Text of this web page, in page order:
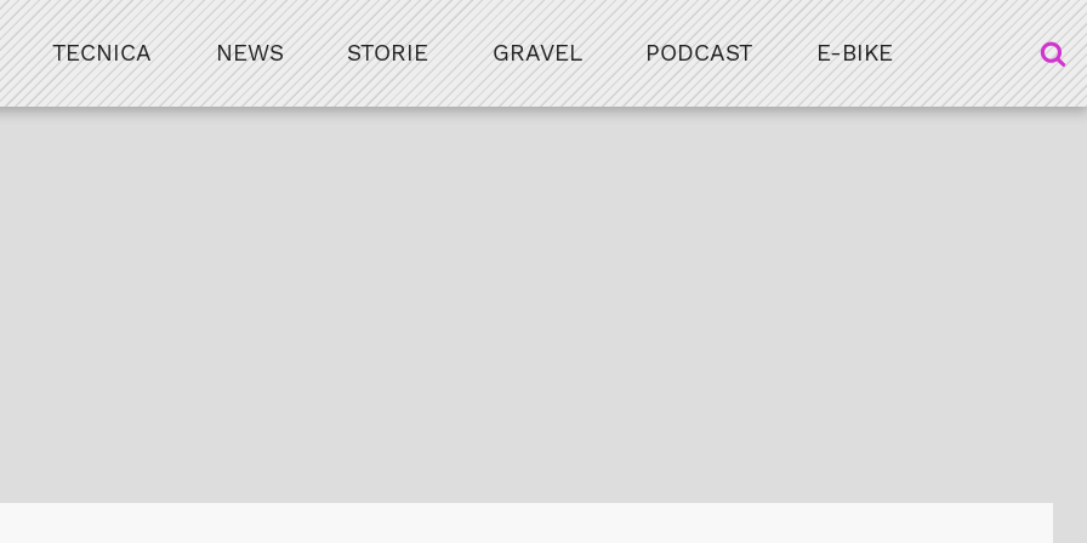
TECNICA NEWS STORIE GRAVEL PODCAST E-BIKE